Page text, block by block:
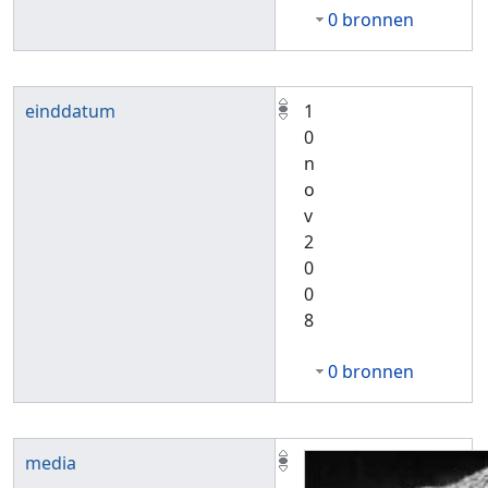
0 bronnen
einddatum
1
0
n
o
v
2
0
0
8
0 bronnen
media